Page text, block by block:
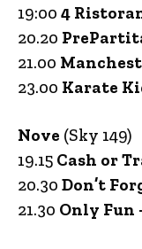
19:00 4
20.20
21.00
23.00 Karate
Nove (Sky 149)
19.15 Cash or
20.30 Don’t
21.30 Only Fun